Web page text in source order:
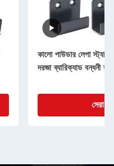
কালো পাউডার লেপা
দরজা ব্যারিক্যাড বন্ধনী
সেরা